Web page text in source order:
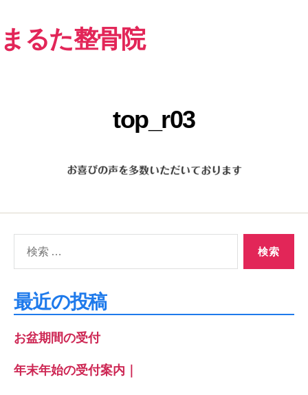
まるた整骨院
top_r03
象:
最近の投稿
お盆期間の受付
年末年始の受付案内｜